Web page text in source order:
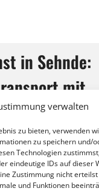
verwalten
zu bieten, verwenden
zu speichern und/
Technologien
eindeutige IDs auf dieser
Zustimmung nicht
und Funktionen
in Sehnde:
mit
Ausrüstung
dar,